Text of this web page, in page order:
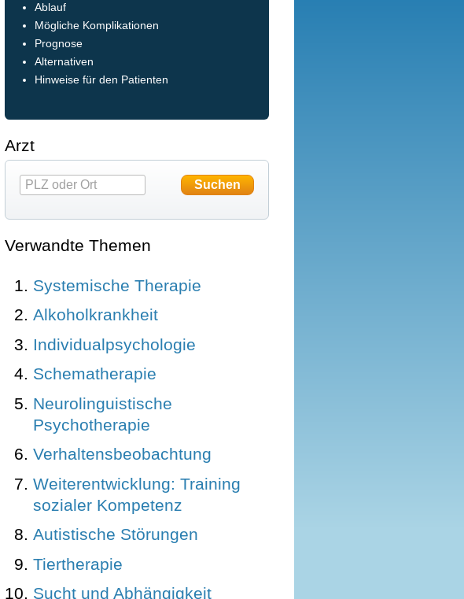
Ablauf
Mögliche Komplikationen
Prognose
Alternativen
Hinweise für den Patienten
Arzt
Verwandte Themen
Systemische Therapie
Alkoholkrankheit
Individualpsychologie
Schematherapie
Neurolinguistische
Psychotherapie
Verhaltensbeobachtung
Weiterentwicklung: Training
sozialer Kompetenz
Autistische Störungen
Tiertherapie
Sucht und Abhängigkeit